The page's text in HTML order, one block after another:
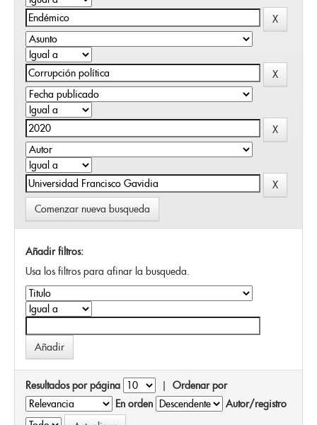
Comenzar nueva busqueda
Añadir filtros:
Usa los filtros para afinar la busqueda.
Resultados por página | Ordenar por
En orden
Autor/registro